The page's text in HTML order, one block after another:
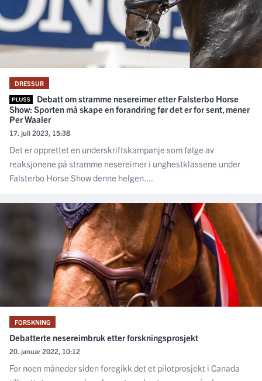
DRESSUR
Debatt om stramme nesereimer etter Falsterbo Horse
Show: Sporten må skape en forandring før det er for sent, mener
Per Waaler
17. juli 2023, 15:38
Det er opprettet en underskriftskampanje som følge av
reaksjonene på stramme nesereimer i unghestklassene under
Falsterbo Horse Show denne helgen....
FORSKNING
Debatterte nesereimbruk etter forskningsprosjekt
20. januar 2022, 10:12
For noen måneder siden foregikk det et pilotprosjekt i Canada